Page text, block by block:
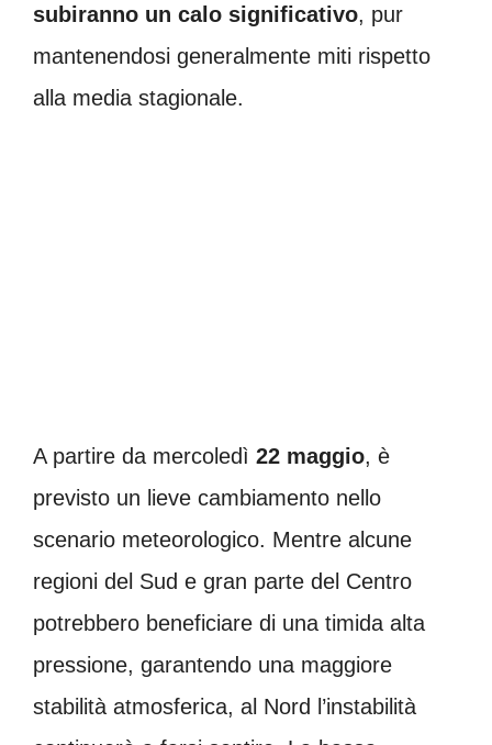
subiranno un calo significativo, pur
mantenendosi generalmente miti rispetto
alla media stagionale.
A partire da mercoledì 22 maggio, è
previsto un lieve cambiamento nello
scenario meteorologico. Mentre alcune
regioni del Sud e gran parte del Centro
potrebbero beneficiare di una timida alta
pressione, garantendo una maggiore
stabilità atmosferica, al Nord l’instabilità